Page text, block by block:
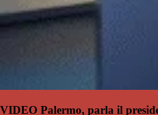
VIDEO Palermo, parla il